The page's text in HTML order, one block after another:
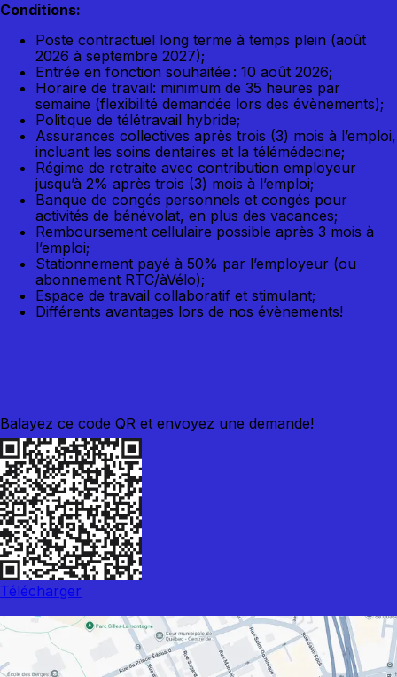
Conditions:
Poste contractuel long terme à temps plein (août
2026 à septembre 2027);
Entrée en fonction souhaitée : 10 août 2026;
Horaire de travail: minimum de 35 heures par
semaine (flexibilité demandée lors des évènements);
Politique de télétravail hybride;
Assurances collectives après trois (3) mois à l’emploi,
incluant les soins dentaires et la télémédecine;
Régime de retraite avec contribution employeur
jusqu’à 2% après trois (3) mois à l’emploi;
Banque de congés personnels et congés pour
activités de bénévolat, en plus des vacances;
Remboursement cellulaire possible après 3 mois à
l’emploi;
Stationnement payé à 50% par l’employeur (ou
abonnement RTC/àVélo);
Espace de travail collaboratif et stimulant;
Différents avantages lors de nos évènements!
Balayez ce code QR et envoyez une demande!
Télécharger